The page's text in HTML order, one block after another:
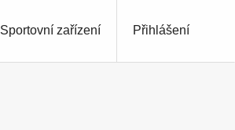
Přihlášení
Sportovní zařízení